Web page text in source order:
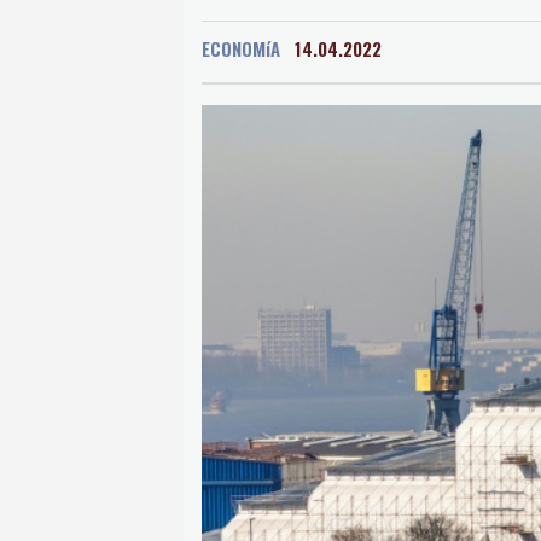
San Salvador
33 °C
Grenada
36 °C
ECONOMíA 14.04.2022